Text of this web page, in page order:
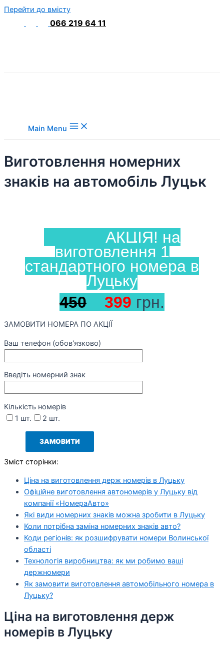
Перейти до вмісту
066 219 64 11
Main Menu
Виготовлення номерних
знаків на автомобіль Луцьк
АКЦІЯ! на
виготовлення 1
стандартного номера в
Луцьку
450
399 грн.
ЗАМОВИТИ НОМЕРА ПО АКЦІЇ
Ваш телефон (обов'язково)
Введіть номерний знак
Кількість номерів
1 шт.
2 шт.
Зміст сторінки:
Ціна на виготовлення держ номерів в Луцьку
Офіційне виготовлення автономерів у Луцьку від
компанії «НомераАвто»
Які види номерних знаків можна зробити в Луцьку
Коли потрібна заміна номерних знаків авто?
Коди регіонів: як розшифрувати номери Волинської
області
Технологія виробництва: як ми робимо ваші
держномери
Як замовити виготовлення автомобільного номера в
Луцьку?
Ціна на виготовлення держ
номерів в Луцьку